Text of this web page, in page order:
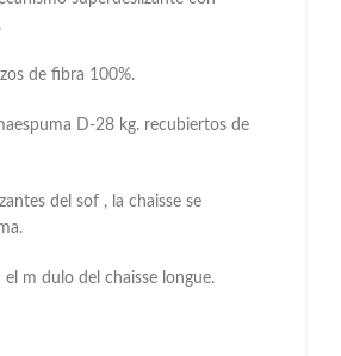
de fibra 100%.
D-28 kg. recubiertos de
del sof , la chaisse se
el m dulo del chaisse longue.